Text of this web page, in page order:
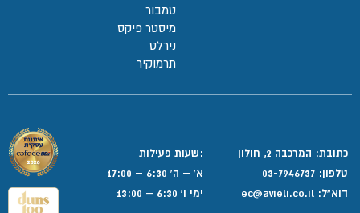
טמבור
מיסטר פיקס
נירלט
תרמוקיר
כתובת: המרכבה 2, חולון
טלפון: 03-7946737
דוא”ל:
:שעות פעילות
א' – ה' 6:30 – 17:00
ימי ו' 6:30 – 13:00